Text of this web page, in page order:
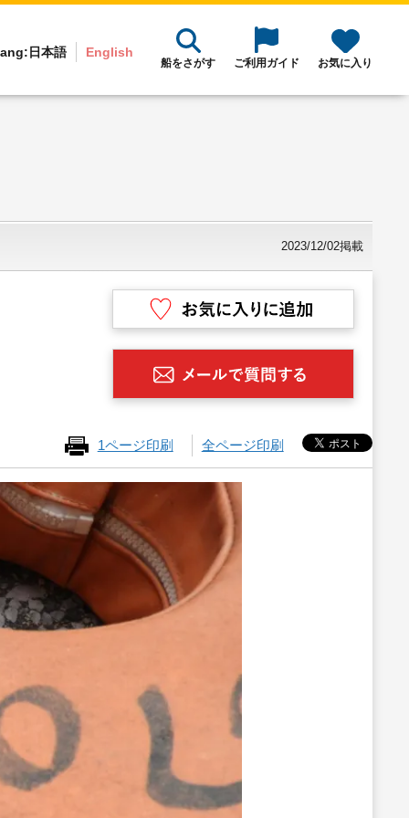
日本語 English
船をさがす ご利用ガイド お気に入り
2023/12/02掲載
1ページ印刷 全ページ印刷